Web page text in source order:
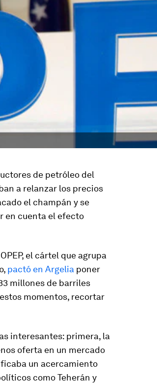
de petróleo del
a relanzar los precios
el champán y se
en cuenta el efecto
el cártel que agrupa
, pactó en Argelia poner
millones de barriles
momentos, recortar
interesantes: primera, la
oferta en un mercado
un acercamiento
como Teherán y